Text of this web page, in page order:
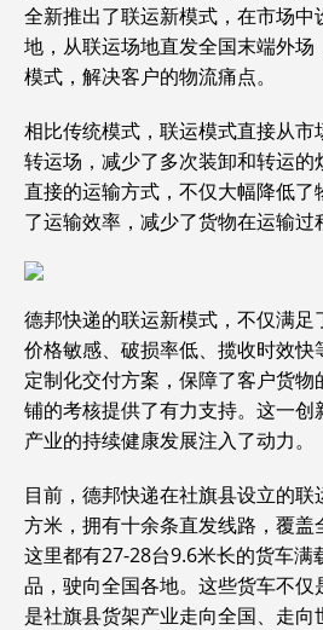
全新推出了联运新模式，在市场中
地，从联运场地直发全国末端外场
模式，解决客户的物流痛点。
相比传统模式，联运模式直接从
转运场，减少了多次装卸和转运的
直接的运输方式，不仅大幅降低了
了运输效率，减少了货物在运输过
德邦快递的联运新模式，不仅满
价格敏感、破损率低、揽收时效快
定制化交付方案，保障了客户货
铺的考核提供了有力支持。这一创
产业的持续健康发展注入了动力。
目前，德邦快递在社旗县设立的
方米，拥有十余条直发线路，覆盖
这里都有27-28台9.6米长的货车满
品，驶向全国各地。这些货车不仅
是社旗县货架产业走向全国、走向